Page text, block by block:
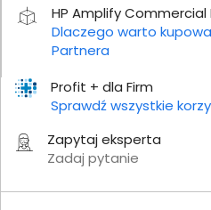
Profit + dla Firm
Sprawdź wszystkie
Zapytaj eksperta
Zadaj pytanie
HP Amplify Commercial
Dlaczego warto
Partnera